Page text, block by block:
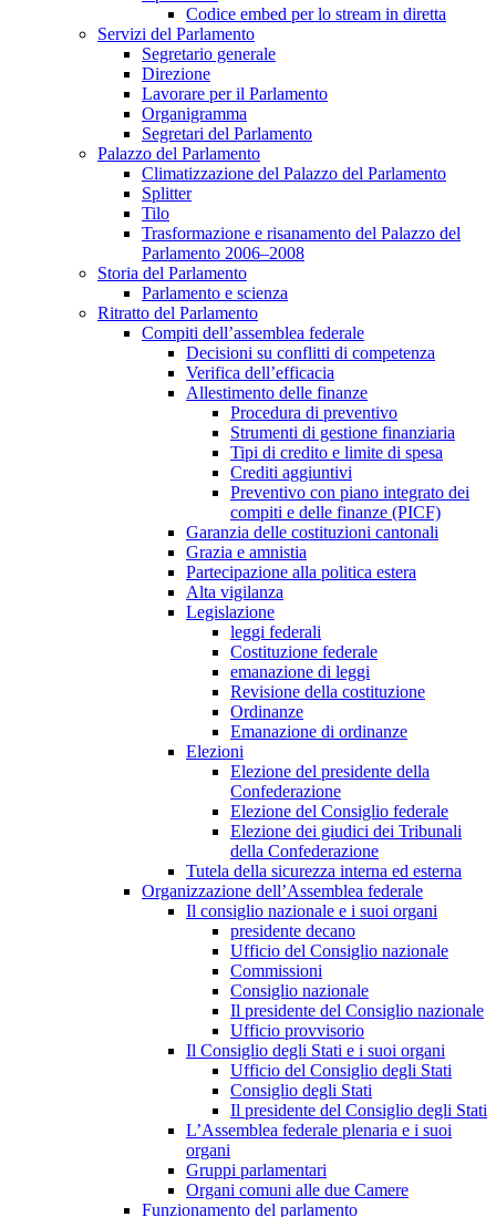
Codice embed per lo stream in diretta
Servizi del Parlamento
Segretario generale
Direzione
Lavorare per il Parlamento
Organigramma
Segretari del Parlamento
Palazzo del Parlamento
Climatizzazione del Palazzo del Parlamento
Splitter
Tilo
Trasformazione e risanamento del Palazzo del
Parlamento 2006–2008
Storia del Parlamento
Parlamento e scienza
Ritratto del Parlamento
Compiti dell’assemblea federale
Decisioni su conflitti di competenza
Verifica dell’efficacia
Allestimento delle finanze
Procedura di preventivo
Strumenti di gestione finanziaria
Tipi di credito e limite di spesa
Crediti aggiuntivi
Preventivo con piano integrato dei
compiti e delle finanze (PICF)
Garanzia delle costituzioni cantonali
Grazia e amnistia
Partecipazione alla politica estera
Alta vigilanza
Legislazione
leggi federali
Costituzione federale
emanazione di leggi
Revisione della costituzione
Ordinanze
Emanazione di ordinanze
Elezioni
Elezione del presidente della
Confederazione
Elezione del Consiglio federale
Elezione dei giudici dei Tribunali
della Confederazione
Tutela della sicurezza interna ed esterna
Organizzazione dell’Assemblea federale
Il consiglio nazionale e i suoi organi
presidente decano
Ufficio del Consiglio nazionale
Commissioni
Consiglio nazionale
Il presidente del Consiglio nazionale
Ufficio provvisorio
Il Consiglio degli Stati e i suoi organi
Ufficio del Consiglio degli Stati
Consiglio degli Stati
Il presidente del Consiglio degli Stati
L’Assemblea federale plenaria e i suoi
organi
Gruppi parlamentari
Organi comuni alle due Camere
Funzionamento del parlamento